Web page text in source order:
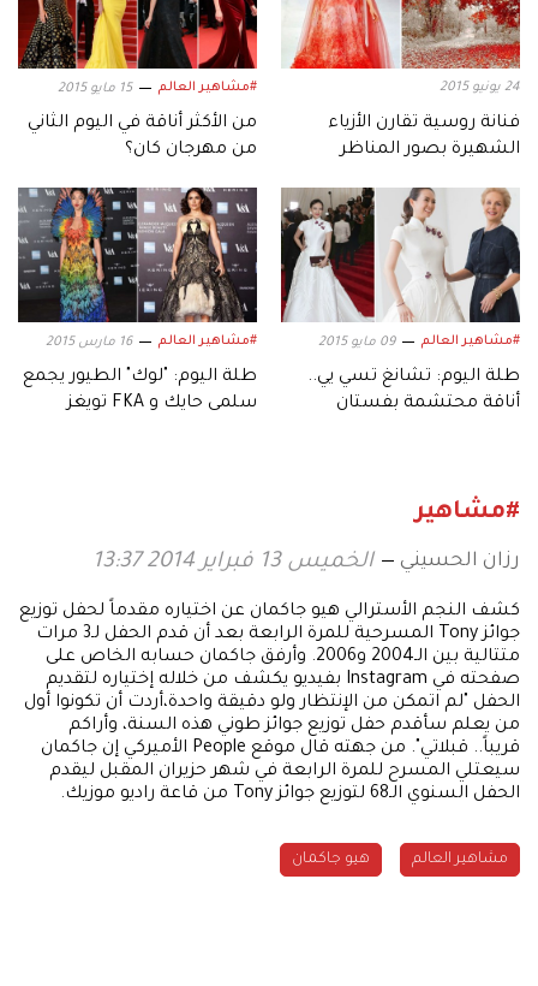
24 يونيو 2015
فنانة روسية تقارن الأزياء
الشهيرة بصور المناظر
#مشاهير العالم 15 مايو 2015
من الأكثر أناقة في اليوم الثاني
من مهرجان كان؟
#مشاهير العالم 09 مايو 2015
طلة اليوم: تشانغ تسي يي..
أناقة محتشمة بفستان
#مشاهير العالم 16 مارس 2015
طلة اليوم: "لوك" الطيور يجمع
سلمى حايك و FKA تويغز
#مشاهير
رزان الحسيني الخميس 13 فبراير 2014 13:37
كشف النجم الأسترالي هيو جاكمان عن اختياره مقدماً لحفل توزيع
جوائز Tony المسرحية للمرة الرابعة بعد أن قدم الحفل لـ3 مرات
متتالية بين الـ2004 و2006. وأرفق جاكمان حسابه الخاص على
صفحته في Instagram بفيديو يكشف من خلاله إختياره لتقديم
الحفل "لم اتمكن من الإنتظار ولو دقيقة واحدة،أردت أن تكونوا أول
من يعلم سأقدم حفل توزيع جوائز طوني هذه السنة، وأراكم
قريباً.. قبلاتي". من جهته قال موقع People الأميركي إن جاكمان
سيعتلي المسرح للمرة الرابعة في شهر حزيران المقبل ليقدم
الحفل السنوي الـ68 لتوزيع جوائز Tony من قاعة راديو موزيك.
مشاهير العالم هيو جاكمان